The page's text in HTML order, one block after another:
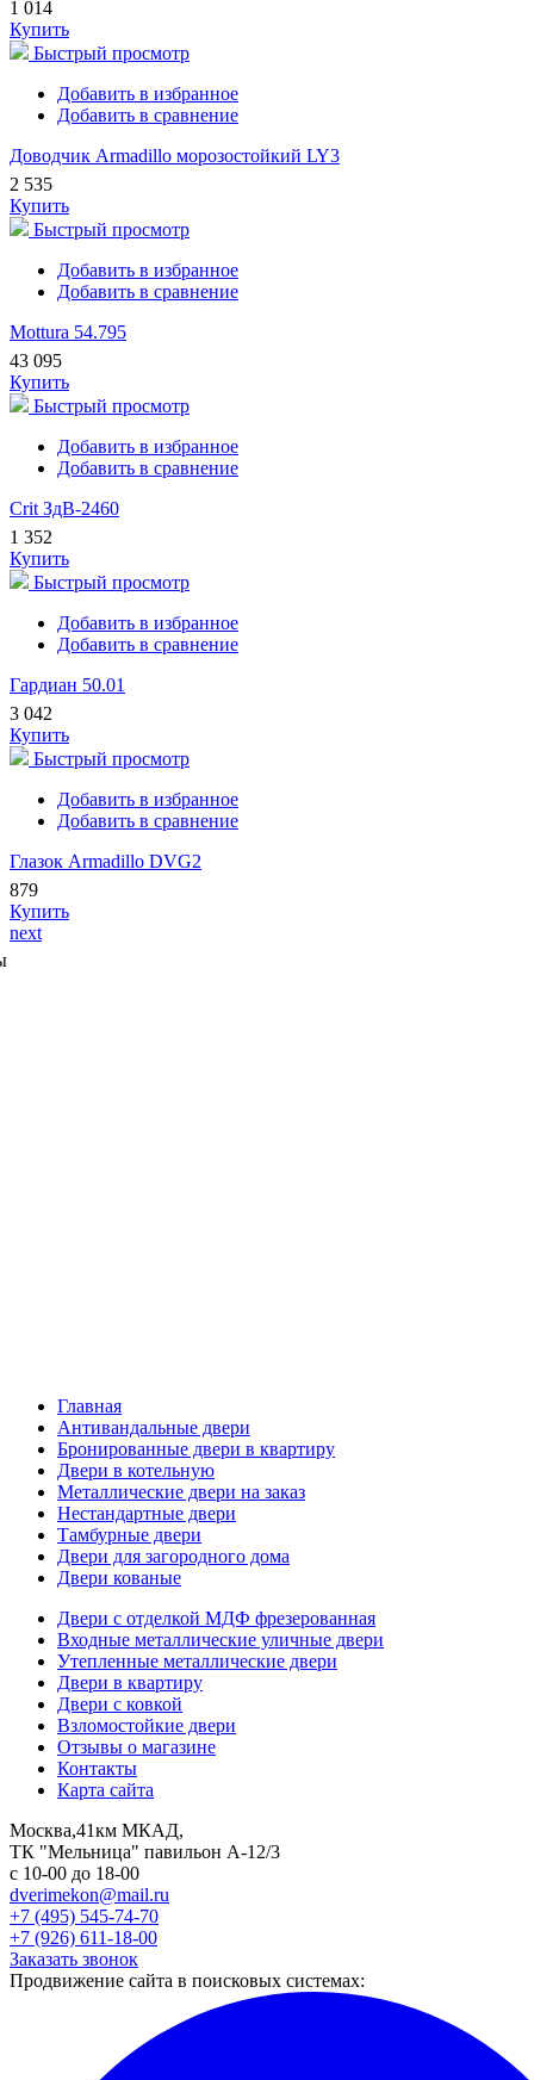
1 014
Купить
Быстрый просмотр
Добавить в избранное
Добавить в сравнение
Доводчик Armadillo морозостойкий LY3
2 535
Купить
Быстрый просмотр
Добавить в избранное
Добавить в сравнение
Mottura 54.795
43 095
Купить
Быстрый просмотр
Добавить в избранное
Добавить в сравнение
Crit ЗдВ-2460
1 352
Купить
Быстрый просмотр
Добавить в избранное
Добавить в сравнение
Гардиан 50.01
3 042
Купить
Быстрый просмотр
Добавить в избранное
Добавить в сравнение
Глазок Armadillo DVG2
879
Купить
next
Главная
Антивандальные двери
Бронированные двери в квартиру
Двери в котельную
Металлические двери на заказ
Нестандартные двери
Тамбурные двери
Двери для загородного дома
Двери кованые
Двери с отделкой МДФ фрезерованная
Входные металлические уличные двери
Утепленные металлические двери
Двери в квартиру
Двери с ковкой
Взломостойкие двери
Отзывы о магазине
Контакты
Карта сайта
Москва,41км МКАД,
ТК "Мельница" павильон А-12/3
с 10-00 до 18-00
dverimekon@mail.ru
+7 (495) 545-74-70
+7 (926) 611-18-00
Заказать звонок
Продвижение сайта в поисковых системах: